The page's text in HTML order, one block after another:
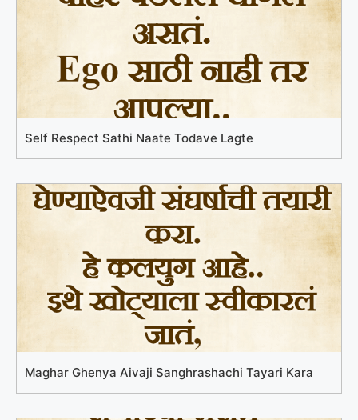
Self Respect Sathi Naate Todave Lagte
Maghar Ghenya Aivaji Sanghrashachi Tayari Kara